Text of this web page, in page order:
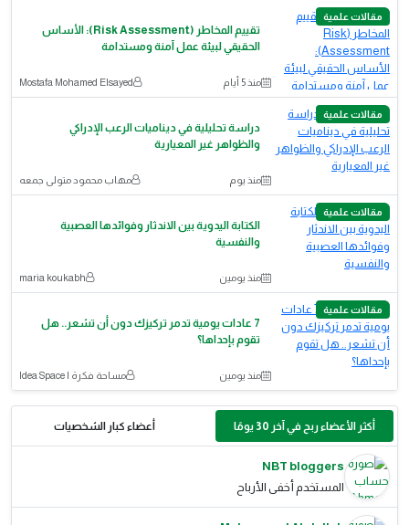
مقالات علمية
تقييم المخاطر (Risk Assessment): الأساس
الحقيقي لبيئة عمل آمنة ومستدامة
منذ 5 أيام Mostafa Mohamed Elsayed
مقالات علمية
دراسة تحليلية في ديناميات الرعب الإدراكي
والظواهر غير المعيارية
منذ يوم مهاب محمود متولى جمعه
مقالات علمية
الكتابة اليدوية بين الاندثار وفوائدها العصبية
والنفسية
منذ يومين maria koukabh
مقالات علمية
7 عادات يومية تدمر تركيزك دون أن تشعر.. هل
تقوم بإحداها؟
منذ يومين مساحة فكرة | Idea Space
أكثر الأعضاء ربح في آخر 30 يومًا أعضاء كبار الشخصيات
NBT bloggers
المستخدم أخفى الأرباح